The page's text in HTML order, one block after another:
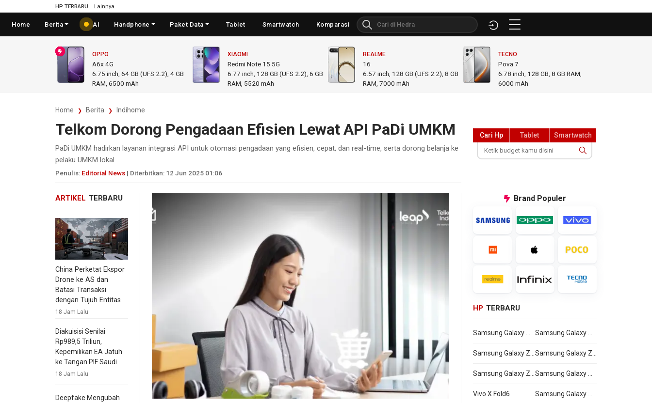
HP TERBARU Lainnya
Home Berita AI Handphone Paket Data Tablet Smartwatch Komparasi
OPPO
A6x 4G
6.75 inch, 64 GB (UFS 2.2), 4 GB
RAM 6500 mAh
XIAOMI
Redmi Note 15 5G
6.77 inch, 128 GB (UFS 2.2), 6 GB
RAM 5520 mAh
REALME
16
6.57 inch, 128 GB (UFS 2.2), 8 GB
RAM 7000 mAh
TECNO
Pova 7
6.78 inch, 128 GB, 8 GB RAM
6000 mAh
Home Berita Indihome
Telkom Dorong Pengadaan Efisien Lewat API PaDi UMKM
PaDi UMKM hadirkan layanan integrasi API untuk otomasi pengadaan yang efisien, cepat, dan real-time, serta dorong belanja ke
pelaku UMKM lokal.
Penulis: Editorial News | Diterbitkan: 12 Jun 2025 01:06
Cari Hp Tablet Smartwatch
ARTIKEL TERBARU
China Perketat Ekspor
Drone ke AS dan
Batasi Transaksi
dengan Tujuh Entitas
18 Jam Lalu
Diakuisisi Senilai
Rp989,5 Triliun,
Kepemilikan EA Jatuh
ke Tangan PIF Saudi
18 Jam Lalu
Deepfake Mengubah
Brand Populer
HP TERBARU
Vivo X Fold6